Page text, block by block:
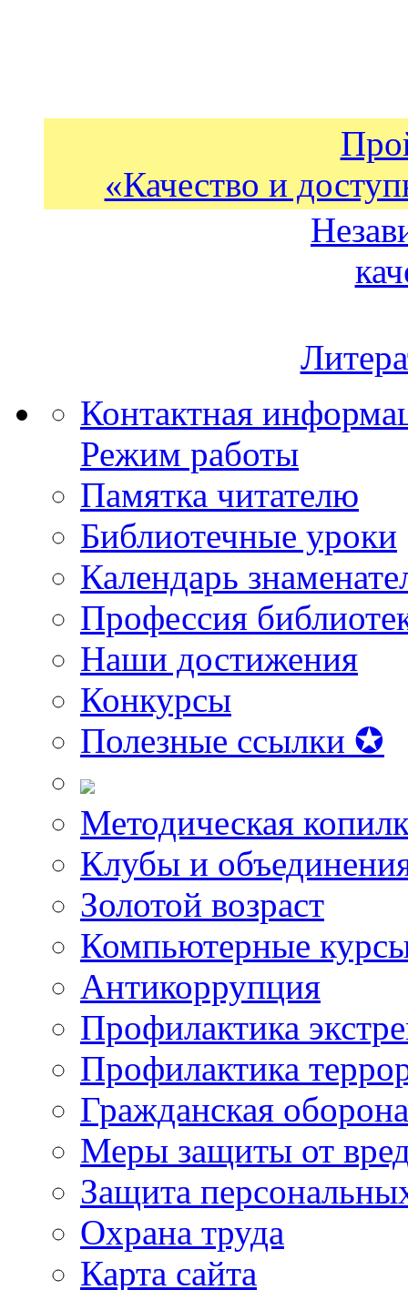
«Качество и
Контактная
Режим работы
Памятка читателю
Библиотечные уроки
Календарь
Профессия
Наши достижения
Конкурсы
Полезные ссылки ✪
Методическая
Клубы и
Золотой возраст
Компьютерные
Антикоррупция
Профилактика
Профилактика
Гражданская оборона
Меры защиты от
Защита
Охрана труда
Карта сайта